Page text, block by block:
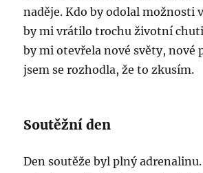
naděje. Kdo by odolal možnosti
by mi vrátilo trochu životní
by mi otevřela nové světy, nové
jsem se rozhodla, že to zkusím.
Soutěžní den
Den soutěže byl plný